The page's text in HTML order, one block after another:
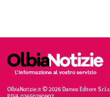
OlbiaNotizie.it © 2026 Damos Editore S.r.l.s